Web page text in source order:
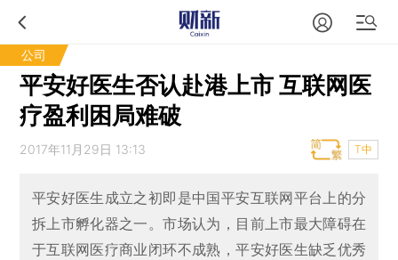
公司
平安好医生否认赴港上市 互联网医
疗盈利困局难破
2017年11月29日 13:13 T中
平安好医生成立之初即是中国平安互联网平台上的分
拆上市孵化器之一。市场认为，目前上市最大障碍在
于互联网医疗商业闭环不成熟，平安好医生缺乏优秀